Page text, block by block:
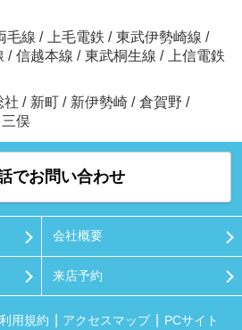
毛線 / 上毛電鉄 / 東武伊勢崎線 /
/ 信越本線 / 東武桐生線 /
上信電鉄
社 / 新町 / 新伊勢崎 / 倉賀野 /
三俣
でお問い合わせ
会社概要
来店予約
利用規約 アクセスマップ
PCサイト